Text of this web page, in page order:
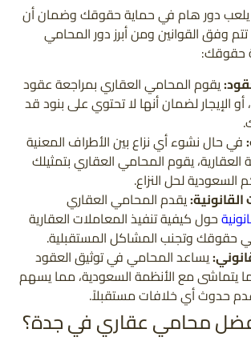
يلعب دور هام في حماية حقوقك وضمان أن
وفق القوانين ومن أبرز دور المحامي
حقوقك:
يقوم المحامي العقاري بمراجعة عقود
أو الإيجار لضمان أنها لا تحتوي على بنود قد
في حال نشوء أي نزاع بين الأطراف المعنية
العقارية، يقوم المحامي العقاري بتمثيلك
السعودية لحل النزاع.
يقدم المحامي العقاري
حول كيفية تنفيذ المعاملات العقارية
حقوقك وتجنب المشاكل المستقبلية.
يساعد المحامي في توثيق العقود
يتماشى مع الأنظمة السعودية، مما يسهم
حدوث أي خلافات مستقبلاً.
محامي عقاري في جدة؟